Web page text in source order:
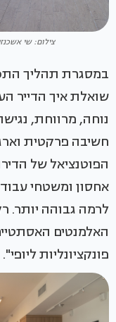
צילום: שי
במסגרת תהליך
שואלת איך הדייר
נוחה, מרווחת,
חשיבה פרקטית
הפוטנציאל של
אחסון ומשטחי
לרמה גבוהה יותר.
האלמנטים
פונקציונליות ליופי".